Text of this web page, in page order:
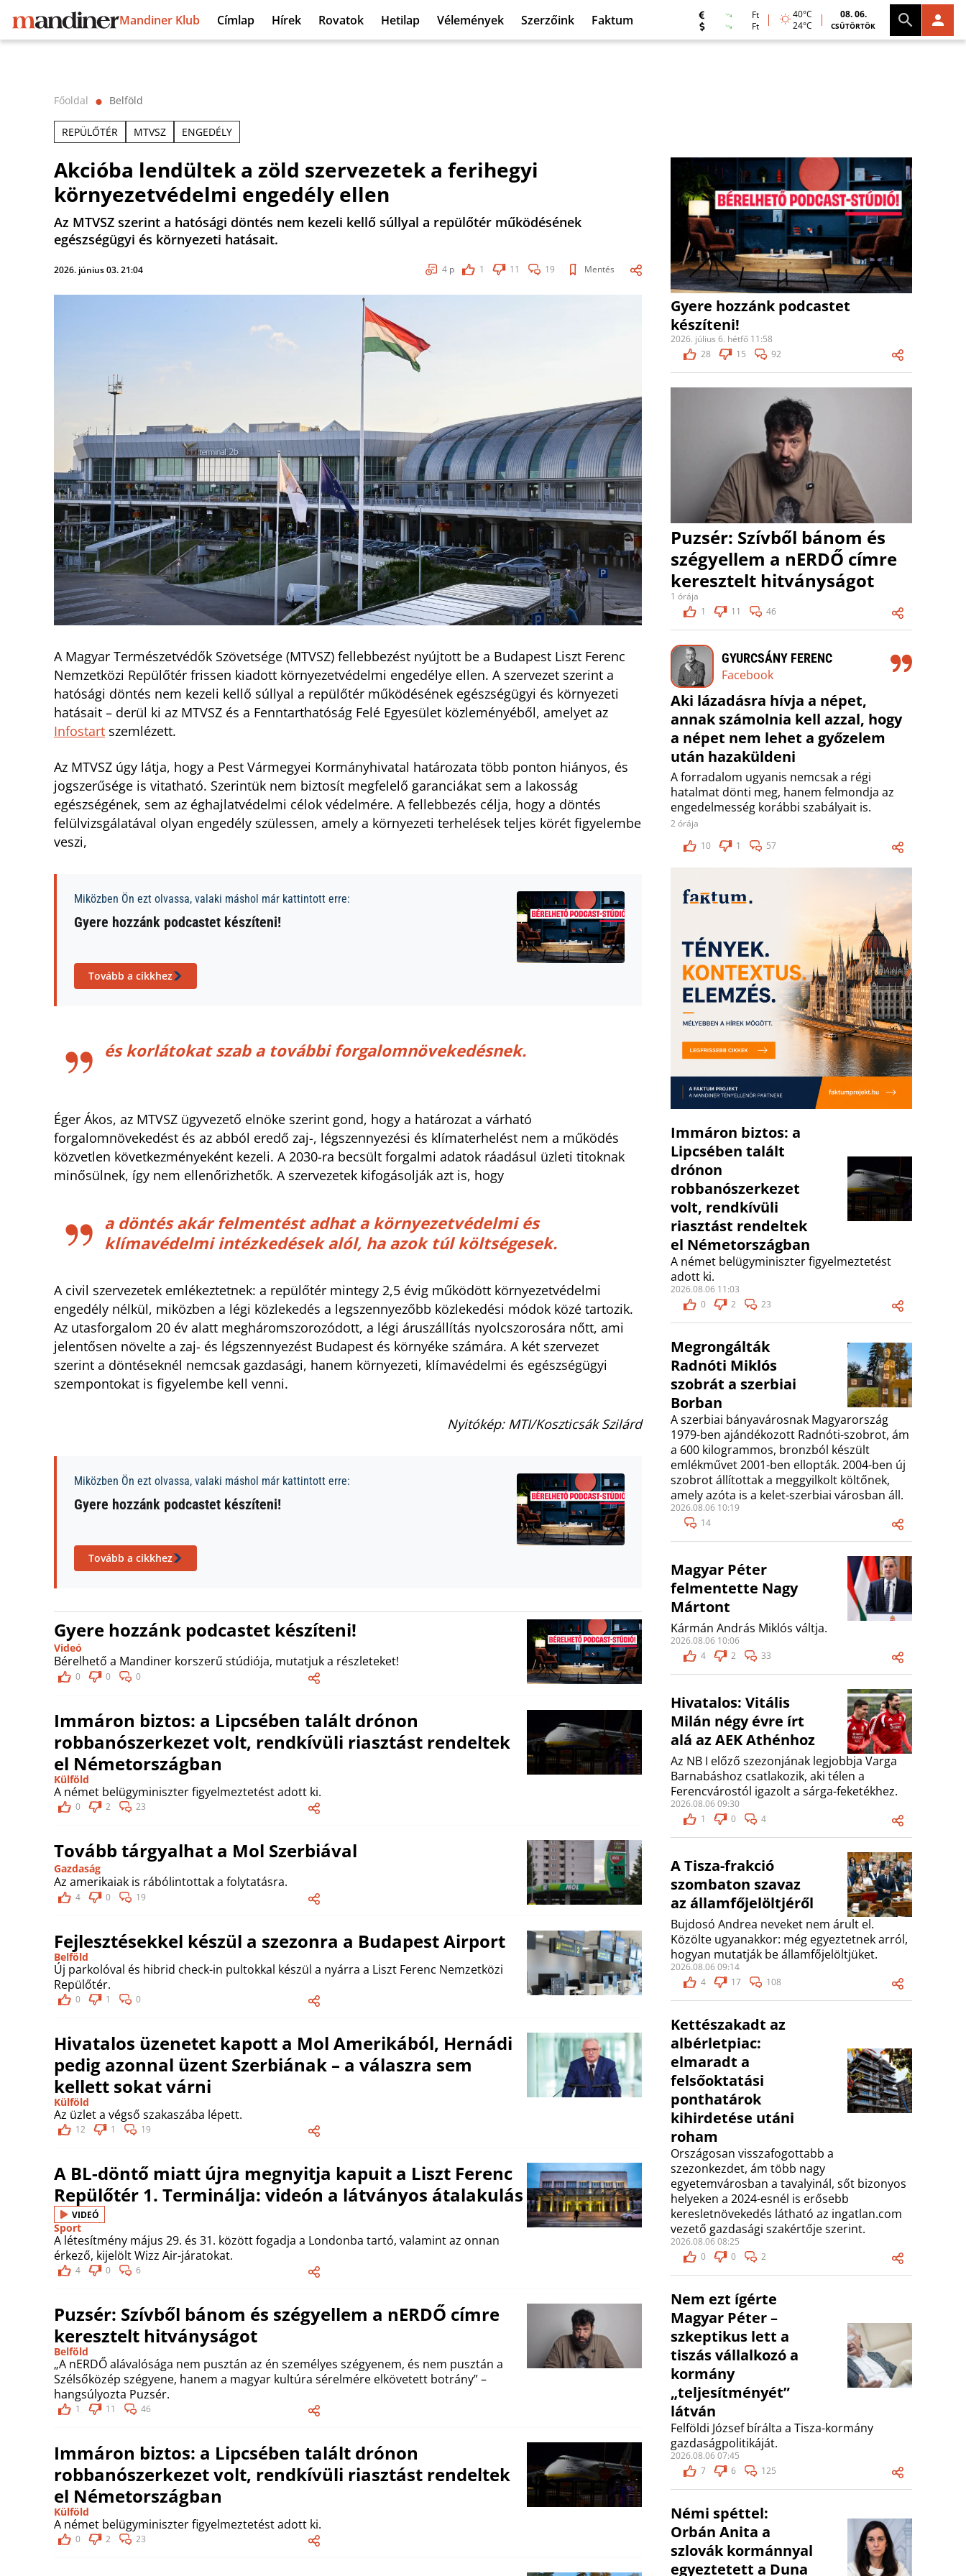
Mandiner Klub Címlap Hírek Rovatok Hetilap Vélemények Szerzőink Faktum
Ft
Ft
40°C
24°C
08. 06.
CSÜTÖRTÖK
Főoldal ⬤ Belföld
REPÜLŐTÉR MTVSZ ENGEDÉLY
Akcióba lendültek a zöld szervezetek a ferihegyi
környezetvédelmi engedély ellen
Az MTVSZ szerint a hatósági döntés nem kezeli kellő súllyal a repülőtér működésének
egészségügyi és környezeti hatásait.
2026. június 03. 21:04 4 p 1 11 19 Mentés
A Magyar Természetvédők Szövetsége (MTVSZ) fellebbezést nyújtott be a Budapest Liszt Ferenc
Nemzetközi Repülőtér frissen kiadott környezetvédelmi engedélye ellen. A szervezet szerint a
hatósági döntés nem kezeli kellő súllyal a repülőtér működésének egészségügyi és környezeti
hatásait – derül ki az MTVSZ és a Fenntarthatóság Felé Egyesület közleményéből, amelyet az
Infostart szemlézett.
Az MTVSZ úgy látja, hogy a Pest Vármegyei Kormányhivatal határozata több ponton hiányos, és
jogszerűsége is vitatható. Szerintük nem biztosít megfelelő garanciákat sem a lakosság
egészségének, sem az éghajlatvédelmi célok védelmére. A fellebbezés célja, hogy a döntés
felülvizsgálatával olyan engedély szülessen, amely a környezeti terhelések teljes körét figyelembe
veszi,
Miközben Ön ezt olvassa, valaki máshol már kattintott erre:
Gyere hozzánk podcastet készíteni!
Tovább a cikkhez
és korlátokat szab a további forgalomnövekedésnek.
Éger Ákos, az MTVSZ ügyvezető elnöke szerint gond, hogy a határozat a várható
forgalomnövekedést és az abból eredő zaj-, légszennyezési és klímaterhelést nem a működés
közvetlen következményeként kezeli. A 2030-ra becsült forgalmi adatok ráadásul üzleti titoknak
minősülnek, így nem ellenőrizhetők. A szervezetek kifogásolják azt is, hogy
a döntés akár felmentést adhat a környezetvédelmi és
klímavédelmi intézkedések alól, ha azok túl költségesek.
A civil szervezetek emlékeztetnek: a repülőtér mintegy 2,5 évig működött környezetvédelmi
engedély nélkül, miközben a légi közlekedés a legszennyezőbb közlekedési módok közé tartozik.
Az utasforgalom 20 év alatt megháromszorozódott, a légi áruszállítás nyolcszorosára nőtt, ami
jelentősen növelte a zaj- és légszennyezést Budapest és környéke számára. A két szervezet
szerint a döntéseknél nemcsak gazdasági, hanem környezeti, klímavédelmi és egészségügyi
szempontokat is figyelembe kell venni.
Nyitókép: MTI/Koszticsák Szilárd
Miközben Ön ezt olvassa, valaki máshol már kattintott erre:
Gyere hozzánk podcastet készíteni!
Tovább a cikkhez
Gyere hozzánk podcastet készíteni!
Videó
Bérelhető a Mandiner korszerű stúdiója, mutatjuk a részleteket!
0 0 0
Immáron biztos: a Lipcsében talált drónon
robbanószerkezet volt, rendkívüli riasztást rendeltek
el Németországban
Külföld
A német belügyminiszter figyelmeztetést adott ki.
0 2 23
Tovább tárgyalhat a Mol Szerbiával
Gazdaság
Az amerikaiak is rábólintottak a folytatásra.
4 0 19
Fejlesztésekkel készül a szezonra a Budapest Airport
Belföld
Új parkolóval és hibrid check-in pultokkal készül a nyárra a Liszt Ferenc Nemzetközi
Repülőtér.
0 1 0
Hivatalos üzenetet kapott a Mol Amerikából, Hernádi
pedig azonnal üzent Szerbiának – a válaszra sem
kellett sokat várni
Külföld
Az üzlet a végső szakaszába lépett.
12 1 19
A BL-döntő miatt újra megnyitja kapuit a Liszt Ferenc
Repülőtér 1. Terminálja: videón a látványos átalakulás
VIDEÓ
Sport
A létesítmény május 29. és 31. között fogadja a Londonba tartó, valamint az onnan
érkező, kijelölt Wizz Air-járatokat.
4 0 6
Puzsér: Szívből bánom és szégyellem a nERDŐ címre
keresztelt hitványságot
Belföld
„A nERDŐ alávalósága nem pusztán az én személyes szégyenem, és nem pusztán a
Szélsőközép szégyene, hanem a magyar kultúra sérelmére elkövetett botrány” –
hangsúlyozta Puzsér.
1 11 46
Immáron biztos: a Lipcsében talált drónon
robbanószerkezet volt, rendkívüli riasztást rendeltek
el Németországban
Külföld
A német belügyminiszter figyelmeztetést adott ki.
0 2 23
Gyere hozzánk podcastet
készíteni!
2026. július 6. hétfő 11:58
28
15 92
Puzsér: Szívből bánom és
szégyellem a nERDŐ címre
keresztelt hitványságot
1 órája
1
11 46
GYURCSÁNY FERENC
Facebook
Aki lázadásra hívja a népet,
annak számolnia kell azzal, hogy
a népet nem lehet a győzelem
után hazaküldeni
A forradalom ugyanis nemcsak a régi
hatalmat dönti meg, hanem felmondja az
engedelmesség korábbi szabályait is.
2 órája
10
1 57
Immáron biztos: a
Lipcsében talált
drónon
robbanószerkezet
volt, rendkívüli
riasztást rendeltek
el Németországban
A német belügyminiszter figyelmeztetést
adott ki.
2026.08.06 11:03
0
2 23
Megrongálták
Radnóti Miklós
szobrát a szerbiai
Borban
A szerbiai bányavárosnak Magyarország
1979-ben ajándékozott Radnóti-szobrot, ám
a 600 kilogrammos, bronzból készült
emlékművet 2001-ben ellopták. 2004-ben új
szobrot állítottak a meggyilkolt költőnek,
amely azóta is a kelet-szerbiai városban áll.
2026.08.06 10:19
14
Magyar Péter
felmentette Nagy
Mártont
Kármán András Miklós váltja.
2026.08.06 10:06
4
2 33
Hivatalos: Vitális
Milán négy évre írt
alá az AEK Athénhoz
Az NB I előző szezonjának legjobbja Varga
Barnabáshoz csatlakozik, aki télen a
Ferencvárostól igazolt a sárga-feketékhez.
2026.08.06 09:30
1
0 4
A Tisza-frakció
szombaton szavaz
az államfőjelöltjéről
Bujdosó Andrea neveket nem árult el.
Közölte ugyanakkor: még egyeztetnek arról,
hogyan mutatják be államfőjelöltjüket.
2026.08.06 09:14
4
17 108
Kettészakadt az
albérletpiac:
elmaradt a
felsőoktatási
ponthatárok
kihirdetése utáni
roham
Országosan visszafogottabb a
szezonkezdet, ám több nagy
egyetemvárosban a tavalyinál, sőt bizonyos
helyeken a 2024-esnél is erősebb
keresletnövekedés látható az ingatlan.com
vezető gazdasági szakértője szerint.
2026.08.06 08:25
0
0 2
Nem ezt ígérte
Magyar Péter –
szkeptikus lett a
tiszás vállalkozó a
kormány
„teljesítményét”
látván
Felföldi József bírálta a Tisza-kormány
gazdaságpolitikáját.
2026.08.06 07:45
7
6 125
Némi spéttel:
Orbán Anita a
szlovák kormánnyal
egyeztetett a Duna